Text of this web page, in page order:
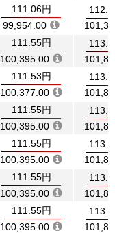
111.06円
99,954.00
111.55円
100,395.00
111.53円
100,377.00
111.55円
100,395.00
111.55円
100,395.00
111.55円
100,395.00
111.55円
100,395.00